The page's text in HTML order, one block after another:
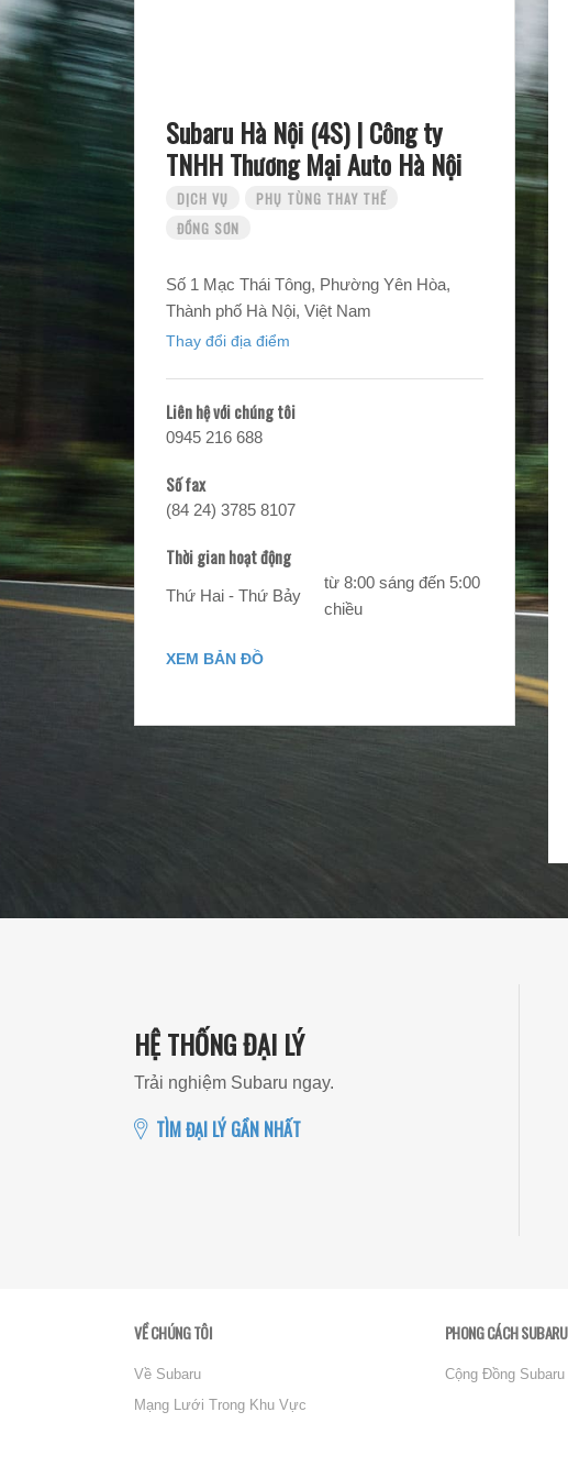
Subaru Hà Nội (4S) | Công ty
TNHH Thương Mại Auto Hà Nội
DỊCH VỤ
PHỤ TÙNG THAY THẾ
ĐỒNG SƠN
Số 1 Mạc Thái Tông, Phường Yên Hòa,
Thành phố Hà Nội, Việt Nam
Thay đổi địa điểm
Liên hệ với chúng tôi
0945 216 688
Số fax
(84 24) 3785 8107
Thời gian hoạt động
Thứ Hai - Thứ Bảy
từ 8:00 sáng đến 5:00
chiều
XEM BẢN ĐỒ
HỆ THỐNG ĐẠI LÝ
Trải nghiệm Subaru ngay.
TÌM ĐẠI LÝ GẦN NHẤT
VỀ CHÚNG TÔI
Về Subaru
Mạng Lưới Trong Khu Vực
PHONG CÁCH SUBARU
Cộng Đồng Subaru